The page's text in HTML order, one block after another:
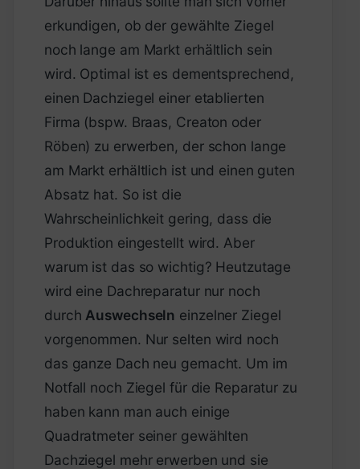
erkundigen, ob der gewählte Ziegel
noch lange am Markt erhältlich sein
wird. Optimal ist es dementsprechend,
einen Dachziegel einer etablierten
Firma (bspw. Braas, Creaton oder
Röben) zu erwerben, der schon lange
am Markt erhältlich ist und einen guten
Absatz hat. So ist die
Wahrscheinlichkeit gering, dass die
Produktion eingestellt wird. Aber
warum ist das so wichtig? Heutzutage
wird eine Dachreparatur nur noch
durch Auswechseln einzelner Ziegel
vorgenommen. Nur selten wird noch
das ganze Dach neu gemacht. Um im
Notfall noch Ziegel für die Reparatur zu
haben kann man auch einige
Quadratmeter seiner gewählten
Dachziegel mehr erwerben und sie